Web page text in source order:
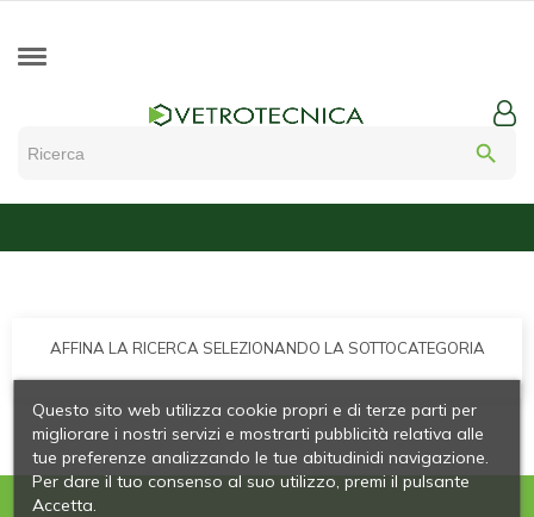
search
AFFINA LA RICERCA SELEZIONANDO LA SOTTOCATEGORIA
Questo sito web utilizza cookie propri e di terze parti per
migliorare i nostri servizi e mostrarti pubblicità relativa alle
tue preferenze analizzando le tue abitudinidi navigazione.
Per dare il tuo consenso al suo utilizzo, premi il pulsante
Accetta.